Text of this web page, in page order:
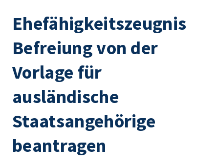
Ehefähigkeitszeugnis
Befreiung von der
Vorlage für
ausländische
Staatsangehörige
beantragen